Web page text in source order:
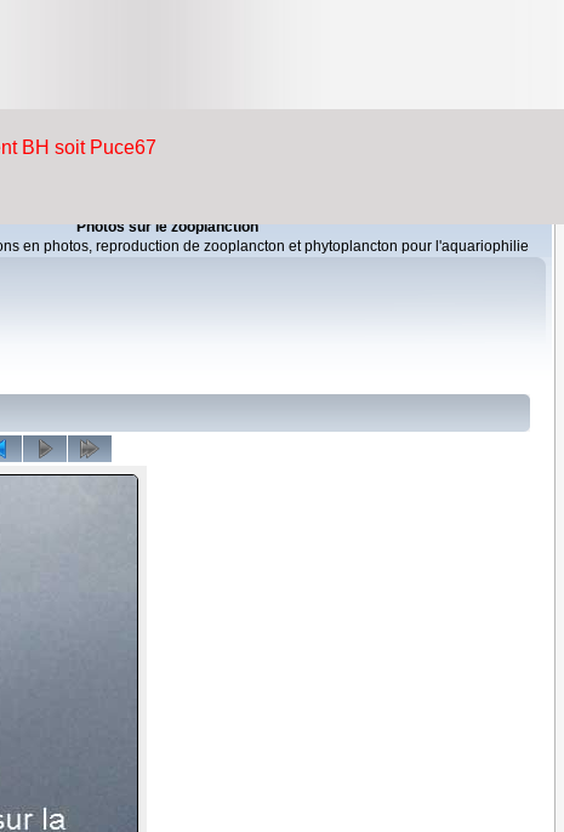
Photos sur le zooplanction
en photos, reproduction de zooplancton et phytoplancton pour l'aquariophilie